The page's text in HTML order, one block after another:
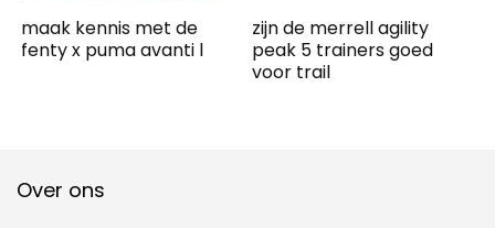
maak kennis met de
fenty x puma avanti l
zijn de merrell agility
peak 5 trainers goed
voor trail
Over ons